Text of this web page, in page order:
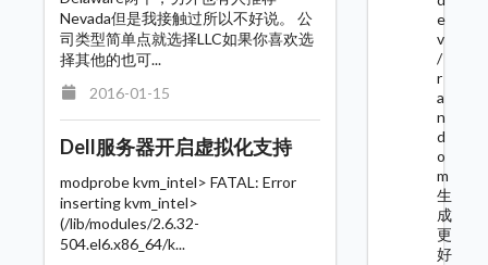
Nevada但是我接触过所以不好说。 公
司类型简单点就选择LLC如果你喜欢选
择其他的也可...
2016-01-15
Dell服务器开启虚拟化支持
modprobe kvm_intel> FATAL: Error
inserting kvm_intel>
(/lib/modules/2.6.32-
504.el6.x86_64/k...
e
v
/
r
a
n
d
o
m
生
成
更
好